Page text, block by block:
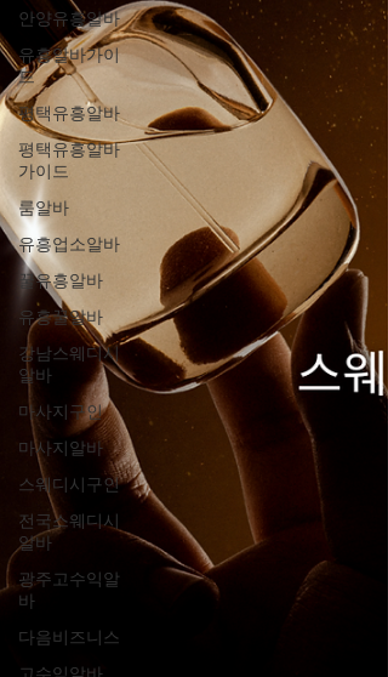
안양유흥알바
유흥알바가이
드
평택유흥알바
평택유흥알바
가이드
룸알바
유흥업소알바
꿀유흥알바
유흥꿀알바
강남스웨디시
알바
마사지구인
마사지알바
스웨디시구인
전국스웨디시
알바
광주고수익알
바
다음비즈니스